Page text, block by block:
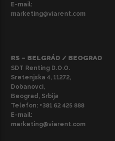
E-mail:
marketing@viarent.com
RS – BELGRÁD / BEOGRAD
SDT Renting D.O.O.
Sretenjska 4, 11272,
Dobanovci,
Beograd, Srbija
Telefon: +381 62 425 888
E-mail:
marketing@viarent.com